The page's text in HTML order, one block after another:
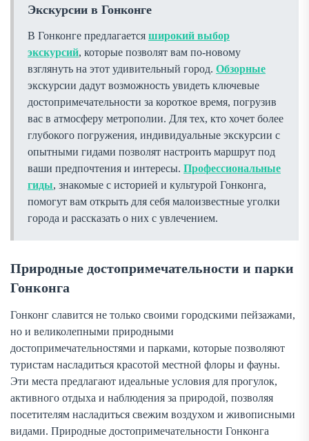
Экскурсии в Гонконге
В Гонконге предлагается широкий выбор
экскурсий, которые позволят вам по-новому
взглянуть на этот удивительный город. Обзорные
экскурсии дадут возможность увидеть ключевые
достопримечательности за короткое время, погрузив
вас в атмосферу метрополии. Для тех, кто хочет более
глубокого погружения, индивидуальные экскурсии с
опытными гидами позволят настроить маршрут под
ваши предпочтения и интересы. Профессиональные
гиды, знакомые с историей и культурой Гонконга,
помогут вам открыть для себя малоизвестные уголки
города и рассказать о них с увлечением.
Природные достопримечательности и парки
Гонконга
Гонконг славится не только своими городскими пейзажами,
но и великолепными природными
достопримечательностями и парками, которые позволяют
туристам насладиться красотой местной флоры и фауны.
Эти места предлагают идеальные условия для прогулок,
активного отдыха и наблюдения за природой, позволяя
посетителям насладиться свежим воздухом и живописными
видами. Природные достопримечательности Гонконга